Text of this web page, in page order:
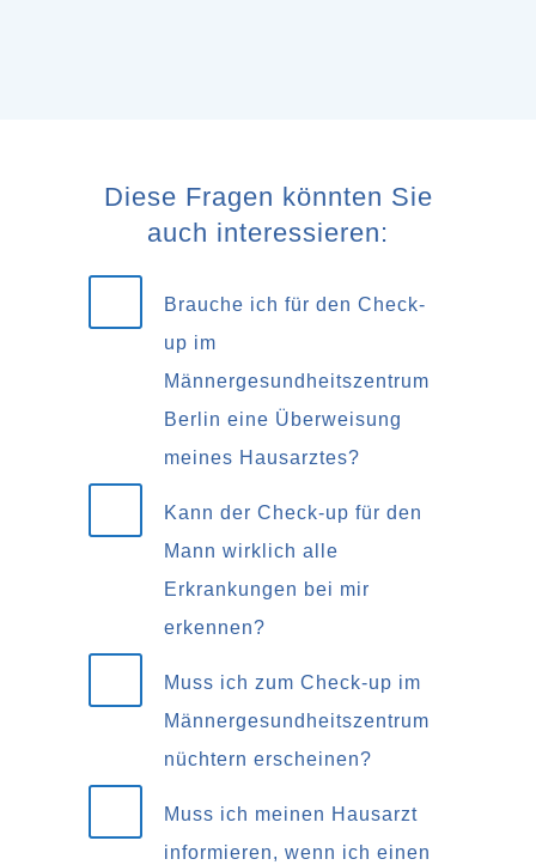
Diese Fragen könnten Sie
auch interessieren:
Brauche ich für den Check-
up im
Männergesundheitszentrum
Berlin eine Überweisung
meines Hausarztes?
Kann der Check-up für den
Mann wirklich alle
Erkrankungen bei mir
erkennen?
Muss ich zum Check-up im
Männergesundheitszentrum
nüchtern erscheinen?
Muss ich meinen Hausarzt
informieren, wenn ich einen